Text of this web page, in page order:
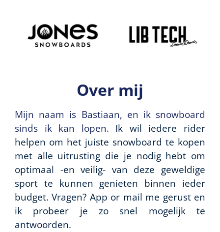
Over mij
Mijn naam is Bastiaan, en ik snowboard
sinds ik kan lopen. Ik wil iedere rider
helpen om het juiste snowboard te kopen
met alle uitrusting die je nodig hebt om
optimaal -en veilig- van deze geweldige
sport te kunnen genieten binnen ieder
budget. Vragen? App or mail me gerust en
ik probeer je zo snel mogelijk te
antwoorden.